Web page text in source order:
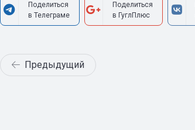
Поделиться
в Телеграме
Поделиться
в ГуглПлюс
Предыдущий